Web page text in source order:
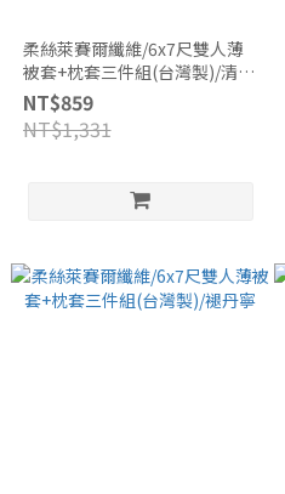
柔絲萊賽爾纖維/6x7尺雙人薄
被套+枕套三件組(台灣製)/清澈
綠
NT$859
NT$1,331